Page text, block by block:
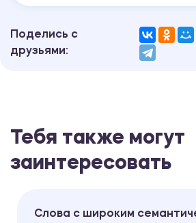
Поделись с
друзьями:
Тебя также могут
заинтересовать
Слова с широким